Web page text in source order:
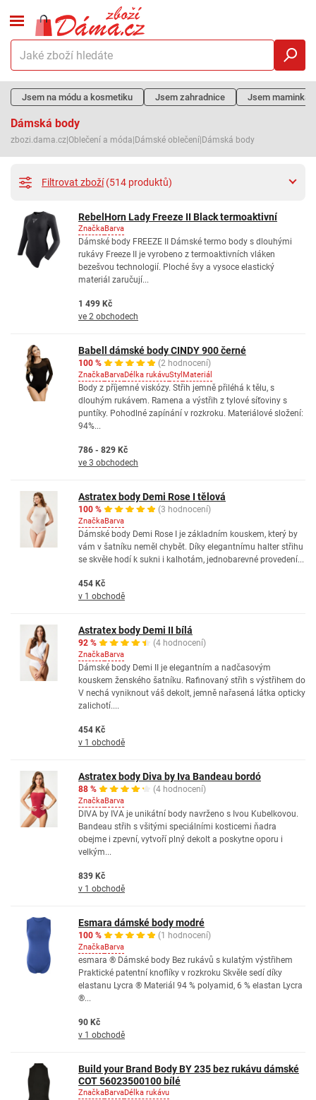
Jsem na módu a kosmetiku Jsem zahradnice Jsem maminka
Dámská body
zbozi.dama.cz Oblečení a móda Dámské oblečení Dámská body
RebelHorn Lady Freeze II Black termoaktivní
ZnačkaBarva
Dámské body FREEZE II Dámské termo body s dlouhými
rukávy Freeze II je vyrobeno z termoaktivních vláken
bezešvou technologií. Ploché švy a vysoce elastický
materiál zaručují...
1 499 Kč
ve 2 obchodech
Babell dámské body CINDY 900 černé
100 % (2 hodnocení)
ZnačkaBarvaDélka rukávuStyl Materiál
Body z příjemné viskózy. Střih jemně přiléhá k tělu, s
dlouhým rukávem. Ramena a výstřih z tylové síťoviny s
puntíky. Pohodlné zapínání v rozkroku. Materiálové složení:
94%...
786 - 829 Kč
ve 3 obchodech
Astratex body Demi Rose I tělová
100 % (3 hodnocení)
ZnačkaBarva
Dámské body Demi Rose I je základním kouskem, který by
vám v šatníku neměl chybět. Díky elegantnímu halter střihu
se skvěle hodí k sukni i kalhotám, jednobarevné provedení...
454 Kč
v 1 obchodě
Astratex body Demi II bílá
92 % (4 hodnocení)
ZnačkaBarva
Dámské body Demi II je elegantním a nadčasovým
kouskem ženského šatníku. Rafinovaný střih s výstřihem do
V nechá vyniknout váš dekolt, jemně nařasená látka opticky
zalichotí....
454 Kč
v 1 obchodě
Astratex body Diva by Iva Bandeau bordó
88 % (4 hodnocení)
ZnačkaBarva
DIVA by IVA je unikátní body navrženo s Ivou Kubelkovou.
Bandeau střih s všitými speciálními kosticemi ňadra
obejme i zpevní, vytvoří plný dekolt a poskytne oporu i
velkým...
839 Kč
v 1 obchodě
Esmara dámské body modré
100 % (1 hodnocení)
ZnačkaBarva
esmara ® Dámské body Bez rukávů s kulatým výstřihem
Praktické patentní knoflíky v rozkroku Skvěle sedí díky
elastanu Lycra ® Materiál 94 % polyamid, 6 % elastan Lycra
®...
90 Kč
v 1 obchodě
Build your Brand Body BY 235 bez rukávu dámské
COT 56023500100 bílé
ZnačkaBarvaDélka rukávu
Filtrovat zboží (514 produktů)